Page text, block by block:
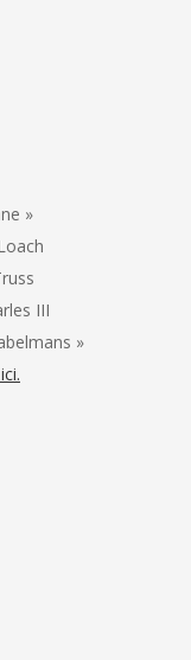
»
III
»